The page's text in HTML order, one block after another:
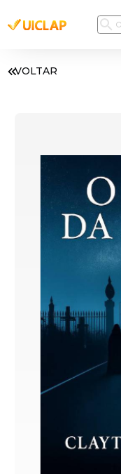
VOLTAR